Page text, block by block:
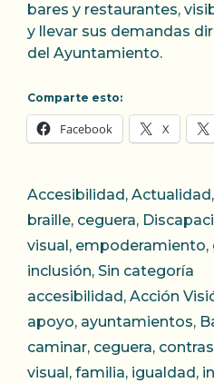
bares y restaurantes,
y llevar sus demandas
del Ayuntamiento.
Comparte esto:
Facebook X
Categorías
Accesibilidad , Actualidad ,
braille, ceguera,
visual , empoderamiento,
inclusión, Sin categoría
Etiquetas
accesibilidad , Acción
apoyo, ayuntamientos,
caminar, ceguera,
visual , familia, igualdad ,